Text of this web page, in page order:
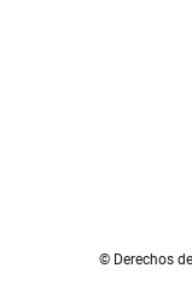
© Derechos